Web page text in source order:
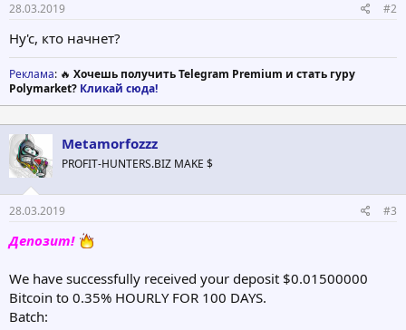
28.03.2019 #2
Ну'с, кто начнет?
Реклама: 🔥 Хочешь получить Telegram Premium и стать гуру
Polymarket? Кликай сюда!
Metamorfozzz
PROFIT-HUNTERS.BIZ MAKE $
28.03.2019 #3
Депозит!
We have successfully received your deposit $0.01500000
Bitcoin to 0.35% HOURLY FOR 100 DAYS.
Batch: